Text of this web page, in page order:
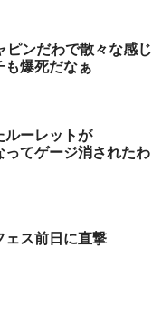
ピンだわで散々な感じ
も爆死だなぁ
ルーレットが
てゲージ消されたわ
ェス前日に直撃